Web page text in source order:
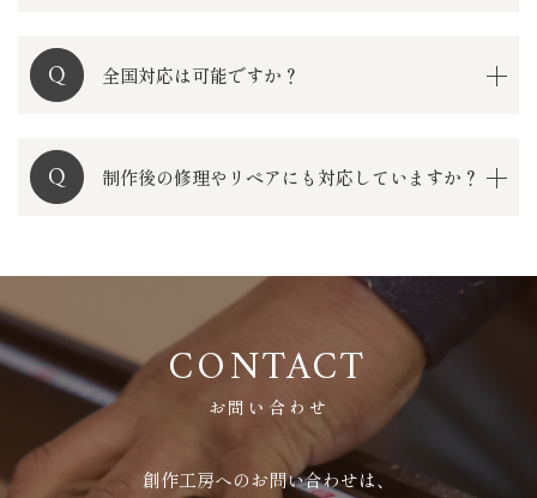
全国対応は可能ですか？
制作後の修理やリペアにも対応していますか？
CONTACT
お問い合わせ
創作工房へのお問い合わせは、